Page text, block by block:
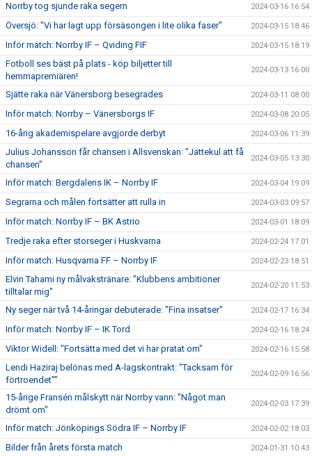
Norrby tog sjunde raka segern 2024-03-16 16:54
Översjö: "Vi har lagt upp försäsongen i lite olika faser" 2024-03-15 18:46
Inför match: Norrby IF – Qviding FIF 2024-03-15 18:19
Fotboll ses bäst på plats - köp biljetter till
hemmapremiären!
2024-03-13 16:00
Sjätte raka när Vänersborg besegrades 2024-03-11 08:00
Inför match: Norrby – Vänersborgs IF 2024-03-08 20:05
16-årig akademispelare avgjorde derbyt 2024-03-06 11:39
Julius Johansson får chansen i Allsvenskan: "Jättekul att få
chansen"
2024-03-05 13:30
Inför match: Bergdalens IK – Norrby IF 2024-03-04 19:09
Segrarna och målen fortsätter att rulla in 2024-03-03 09:57
Inför match: Norrby IF – BK Astrio 2024-03-01 18:09
Tredje raka efter storseger i Huskvarna 2024-02-24 17:01
Inför match: Husqvarna FF – Norrby IF 2024-02-23 18:51
Elvin Tahami ny målvakstränare: "Klubbens ambitioner
tilltalar mig"
2024-02-20 11:53
Ny seger när två 14-åringar debuterade: "Fina insatser" 2024-02-17 16:34
Inför match: Norrby IF – IK Tord 2024-02-16 18:24
Viktor Widell: "Fortsätta med det vi har pratat om" 2024-02-16 15:58
Lendi Haziraj belönas med A-lagskontrakt: "Tacksam för
förtroendet""
2024-02-09 16:56
15-årige Fransén målskytt när Norrby vann: "Något man
drömt om"
2024-02-03 17:39
Inför match: Jönköpings Södra IF – Norrby IF 2024-02-02 18:03
Bilder från årets första match 2024-01-31 10:43